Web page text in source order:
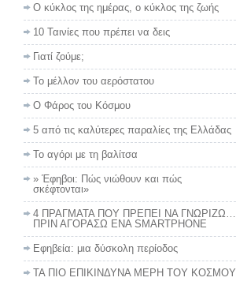
Ο κύκλος της ημέρας, ο κύκλος της ζωής
10 Ταινίες που πρέπει να δεις
Γιατί ζούμε;
Το μέλλον του αερόστατου
Ο Φάρος του Κόσμου
5 από τις καλύτερες παραλίες της Ελλάδας
Το αγόρι με τη βαλίτσα
» Έφηβοι: Πώς νιώθουν και πώς
σκέφτονται»
4 ΠΡΑΓΜΑΤΑ ΠΟΥ ΠΡΕΠΕΙ ΝΑ ΓΝΩΡΙΖΩ…
ΠΡΙΝ ΑΓΟΡΑΣΩ ΕΝΑ SMARTPHONE
Εφηβεία: μια δύσκολη περίοδος
ΤΑ ΠΙΟ ΕΠΙΚΙΝΔΥΝΑ ΜΕΡΗ ΤΟΥ ΚΟΣΜΟΥ